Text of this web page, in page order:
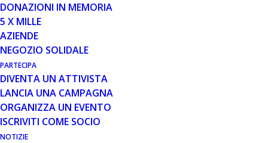
DONAZIONI IN MEMORIA
5 X MILLE
AZIENDE
NEGOZIO SOLIDALE
PARTECIPA
DIVENTA UN ATTIVISTA
LANCIA UNA CAMPAGNA
ORGANIZZA UN EVENTO
ISCRIVITI COME SOCIO
NOTIZIE
28 AGO 2025
AFFETTIVITÀ, DISABILITÀ E
DIRITTI: PERCHÉ È TEMPO DI
PARLARNE INSIEME